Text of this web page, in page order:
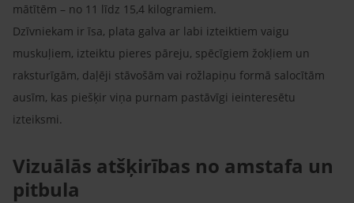
mātītēm – no 11 līdz 15,4 kilogramiem.
Dzīvniekam ir īsa, plata galva ar labi izteiktiem vaigu
muskuļiem, izteiktu pieres pāreju, spēcīgiem žokļiem un
raksturīgām, daļēji stāvošām vai rožlapiņu formā salocītām
ausīm, kas piešķir viņa purnam pastāvīgi ieinteresētu
izteiksmi.
Vizuālās atšķirības no amstafa un
pitbula